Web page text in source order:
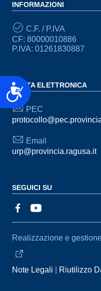
Accessibilità
INFORMAZIONI
C.F. / P.IVA
CF: 80000010886
P.IVA: 01261830887
POSTA ELETTRONICA
PEC
Email
urp@provincia.ragusa.it
SEGUICI SU
Sezione
Realizzazione e
Note Legali Riutilizzo